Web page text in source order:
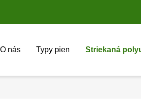
O nás Typy pien Striekaná